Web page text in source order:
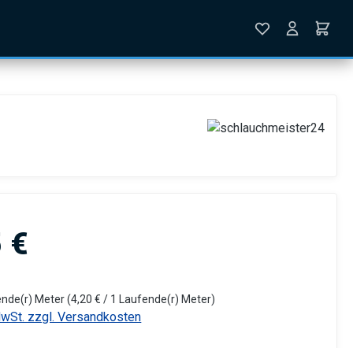
€
Meter(4,20 € / 1 Laufende(r) Meter)
zzgl. Versandkosten